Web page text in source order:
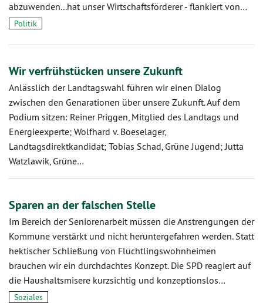
abzuwenden...hat unser Wirtschaftsförderer - flankiert von…
Politik
Wir verfrühstücken unsere Zukunft
Anlässlich der Landtagswahl führen wir einen Dialog
zwischen den Genarationen über unsere Zukunft. Auf dem
Podium sitzen: Reiner Priggen, Mitglied des Landtags und
Energieexperte; Wolfhard v. Boeselager,
Landtagsdirektkandidat; Tobias Schad, Grüne Jugend; Jutta
Watzlawik, Grüne…
Sparen an der falschen Stelle
Im Bereich der Seniorenarbeit müssen die Anstrengungen der
Kommune verstärkt und nicht heruntergefahren werden. Statt
hektischer Schließung von Flüchtlingswohnheimen
brauchen wir ein durchdachtes Konzept. Die SPD reagiert auf
die Haushaltsmisere kurzsichtig und konzeptionslos…
Soziales